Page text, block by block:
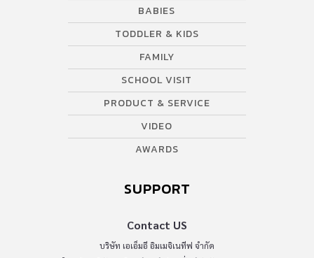
BABIES
TODDLER & KIDS
FAMILY
SCHOOL VISIT
PRODUCT & SERVICE
VIDEO
AWARDS
SUPPORT
Contact US
บริษัท เอเอ็มอี อิมเมจิเนทีฟ จำกัด